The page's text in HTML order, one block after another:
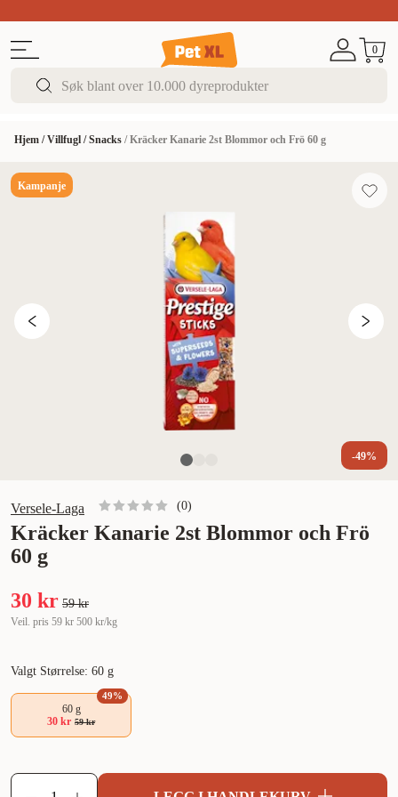
0
Hjem /Villfugl /Snacks /Kräcker Kanarie 2st Blommor och Frö 60 g
Kampanje
-49%
Kräcker Kanarie 2st Blommor och Frö
60 g
Versele-Laga (0)
30 kr 59 kr
Veil. pris 59 kr 500 kr/kg
Valgt Størrelse: 60 g
49%
60 g
30 kr 59 kr